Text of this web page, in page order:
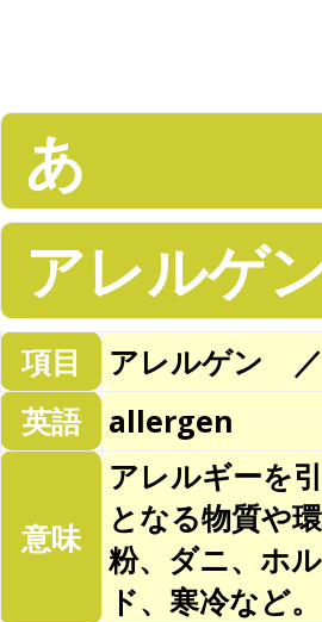
あ
アレルゲ
項目
アレルゲン
英語
allergen
意味
アレルギーを
となる物質や
粉、ダニ、ホ
ド、寒冷など。